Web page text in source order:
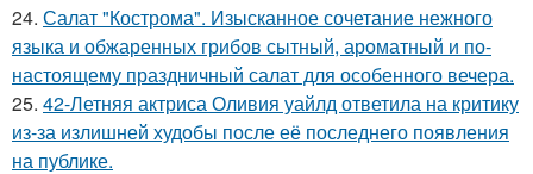
24. Салат "Кострома". Изысканное сочетание нежного
языка и обжаренных грибов сытный, ароматный и по-
настоящему праздничный салат для особенного вечера.
25. 42-Летняя актриса Оливия уайлд ответила на критику
из-за излишней худобы после её последнего появления
на публике.